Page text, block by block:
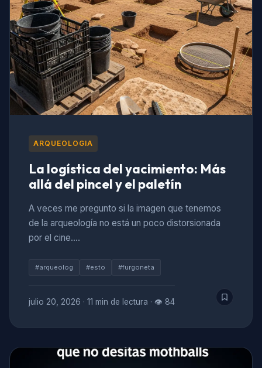
ARQUEOLOGIA
La logística del yacimiento: Más
allá del pincel y el paletín
A veces me pregunto si la imagen que tenemos
de la arqueología no está un poco distorsionada
por el cine.…
#arqueolog #esto #furgoneta
julio 20, 2026 · 11 min de lectura · 👁 84